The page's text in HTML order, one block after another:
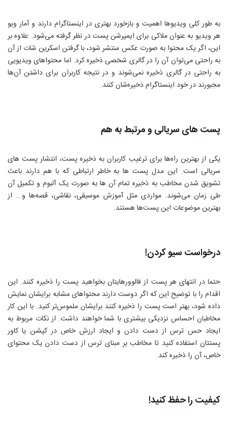
به طور کلی ویدیوها اهمیت و بازخورد بهتری در اینستاگرام دارند و آمار ویو
هر ویدیو به عنوان ملاکی برای ایمپرشن پست در نظر گرفته می‌شود. علاوه بر
این، اگر یک محتوا به صورت عکس منتشر شود، با گرفتن اسکرین شات از آن
به راحتی می‌توان آن را در گالری شخصی ذخیره کرد. اما محتواهای ویدیویی
به راحتی در گالری ذخیره نمی‌شوند و در نتیجه کاربران برای داشتن آن‌ها
مجبورند در خود اینستاگرام ذخیره‌شان کنند.
پست های سریالی و مرتبط به هم
یکی از بهترین راه‌ها برای ترغیب کاربران به ذخیره پست، انتشار پست های
سریالی است. این مدل پست ها به خاطر ارتباطی که با هم دارند باعث
تشویق شدن مخاطب به ذخیره تمام آن ها به صورت یک آلبوم و تکمیل آن
طی زمان می‌شوند. مواردی مثل آموزش موسیقی، نقاشی، قصه‌ها و... از
بهترین موضوعات این پست‌ها هستند.
درخواست سیو کردن!
حتما در انتهای هر پست از فالوورهایتان بخواهید پست را ذخیره کنند. این
اقدام را با توضیح این که اگر دوست دارند محتواهای مشابه برایشان نمایش
داده شود، بهتر است پست را ذخیره کنند برایشان ملموس‌تر کنید. با این کار
مخاطبان احساس نزدیکی بیشتری با شما خواهند داشت. از نکات مربوط به
ایجاد حس ترس از دست دادن و ایجاد ارزش خاص در کپشن یا کاور
پستتان استفاده کنید تا مخاطب بر مبنای ترس از دست دادن یک محتوای
خاص، آن را ذخیره کند.
کیفیت را حفظ کنید!